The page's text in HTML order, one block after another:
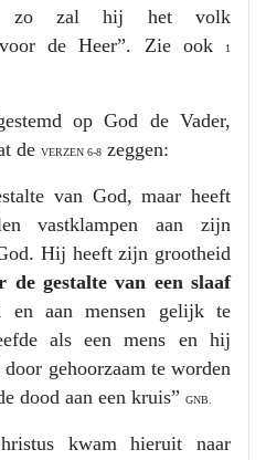
zal hij het volk
de Heer”. Zie ook 1
op God de Vader,
de VERZEN 6-8 zeggen:
van God, maar heeft
vastklampen aan zijn
Hij heeft zijn grootheid
de gestalte van een slaaf
en aan mensen gelijk te
als een mens en hij
gehoorzaam te worden
dood aan een kruis” GNB.
kwam hieruit naar